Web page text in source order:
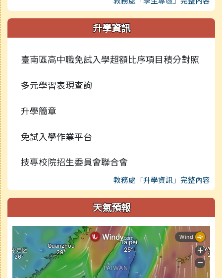
升學資訊
臺南區高中職免試入學超額比序項目積分對照
多元學習表現查詢
升學簡章
免試入學作業平台
技專校院招生委員會聯合會
教務處「升學資訊」完整內容
天氣預報